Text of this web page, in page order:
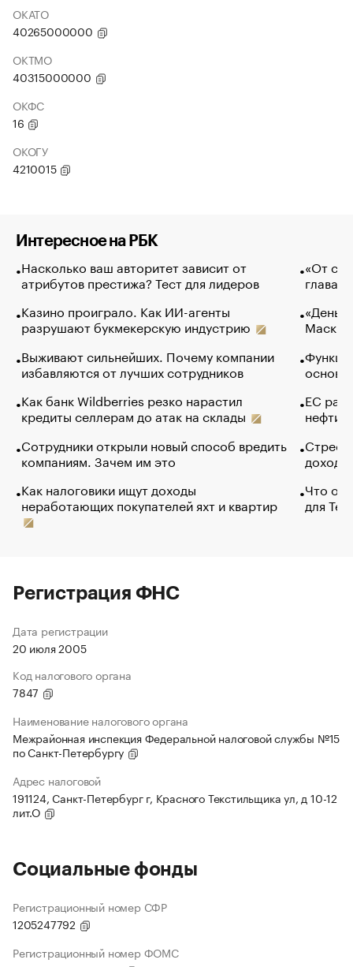
ОКАТО
40265000000
ОКТМО
40315000000
ОКФС
16
ОКОГУ
4210015
Интересное на РБК
Насколько ваш авторитет зависит от
атрибутов престижа? Тест для лидеров
Казино проиграло. Как ИИ-агенты
разрушают букмекерскую индустрию
Выживают сильнейших. Почему компании
избавляются от лучших сотрудников
Как банк Wildberries резко нарастил
кредиты селлерам до атак на склады
Сотрудники открыли новый способ вредить
компаниям. Зачем им это
Как налоговики ищут доходы
неработающих покупателей яхт и квартир
«От
глава
Маск в
основ
ЕС
нефти
Что
для
Регистрация ФНС
Дата регистрации
20 июля 2005
Код налогового органа
7847
Наименование налогового органа
Межрайонная инспекция Федеральной налоговой службы №15
по Санкт-Петербургу
Адрес налоговой
191124, Санкт-Петербург г, Красного Текстильщика ул, д 10-12
лит.О
Социальные фонды
Регистрационный номер СФР
1205247792
Регистрационный номер ФОМС